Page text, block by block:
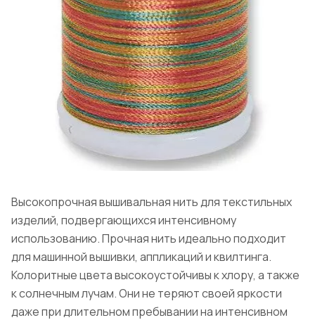
Высокопрочная вышивальная нить для текстильных
изделий, подвергающихся интенсивному
использованию. Прочная нить идеально подходит
для машинной вышивки, аппликаций и квилтинга.
Колоритные цвета высокоустойчивы к хлору, а также
к солнечным лучам. Они не теряют своей яркости
даже при длительном пребывании на интенсивном